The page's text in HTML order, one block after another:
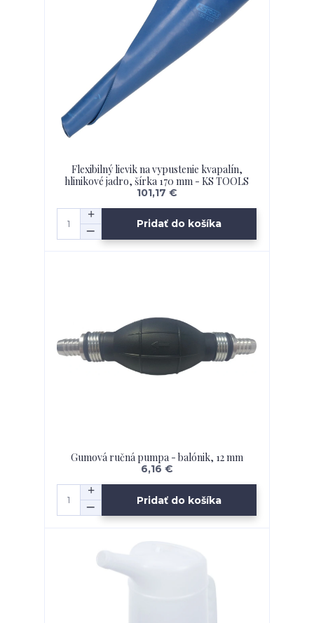
Flexibilný lievik na vypustenie kvapalín,
hlinikové jadro, šírka 170 mm - KS TOOLS
101,17 €
Pridať do košíka
Gumová ručná pumpa - balónik, 12 mm
6,16 €
Pridať do košíka